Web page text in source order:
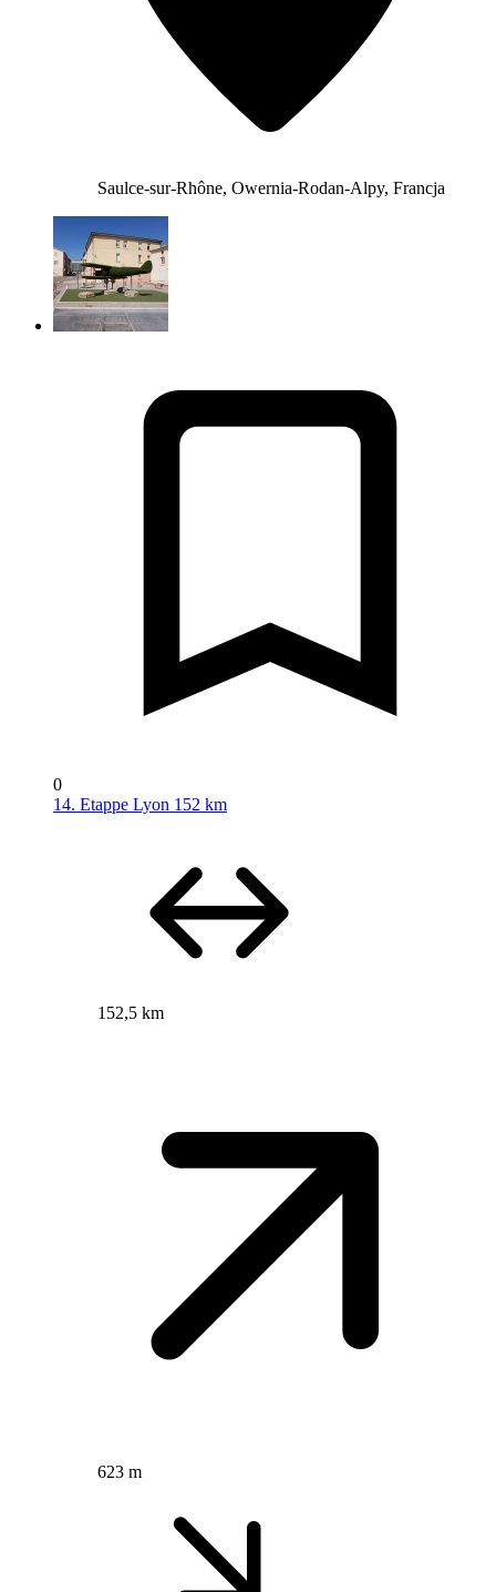
Saulce-sur-Rhône, Owernia-Rodan-Alpy, Francja
0
14. Etappe Lyon 152 km
152,5 km
623 m